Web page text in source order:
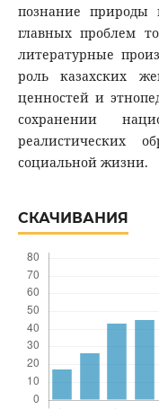
познание природы
главных проблем
литературные
роль казахских
ценностей и
сохранении
реалистических
социальной жизни.
СКАЧИВАНИЯ